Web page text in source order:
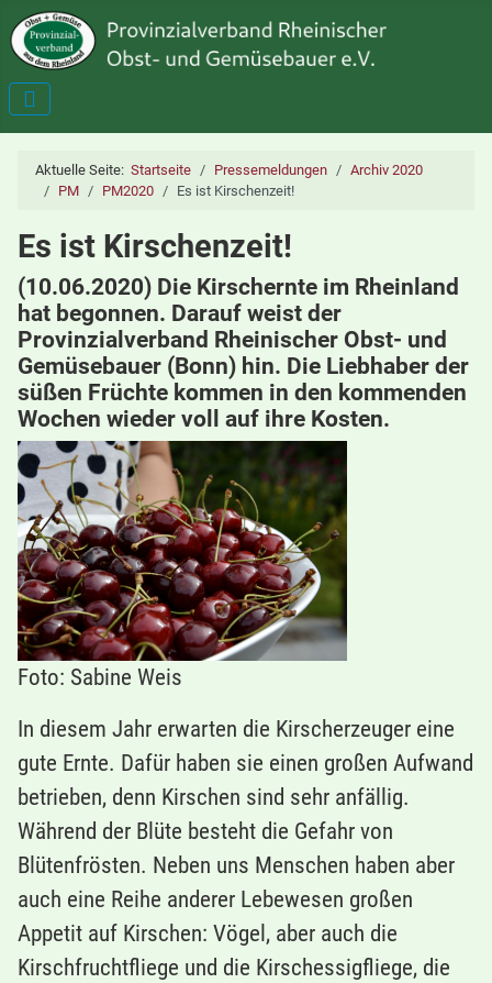
Aktuelle Seite: Startseite Pressemeldungen
Archiv 2020
PM
PM2020 Es ist Kirschenzeit!
Es ist Kirschenzeit!
(10.06.2020) Die Kirschernte im Rheinland
hat begonnen. Darauf weist der
Provinzialverband Rheinischer Obst- und
Gemüsebauer (Bonn) hin. Die Liebhaber der
süßen Früchte kommen in den kommenden
Wochen wieder voll auf ihre Kosten.
Foto: Sabine Weis
In diesem Jahr erwarten die Kirscherzeuger eine
gute Ernte. Dafür haben sie einen großen Aufwand
betrieben, denn Kirschen sind sehr anfällig.
Während der Blüte besteht die Gefahr von
Blütenfrösten. Neben uns Menschen haben aber
auch eine Reihe anderer Lebewesen großen
Appetit auf Kirschen: Vögel, aber auch die
Kirschfruchtfliege und die Kirschessigfliege, die